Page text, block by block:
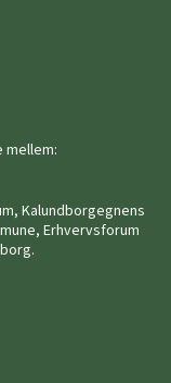
mellem:
Kalundborgegnens
Erhvervsforum